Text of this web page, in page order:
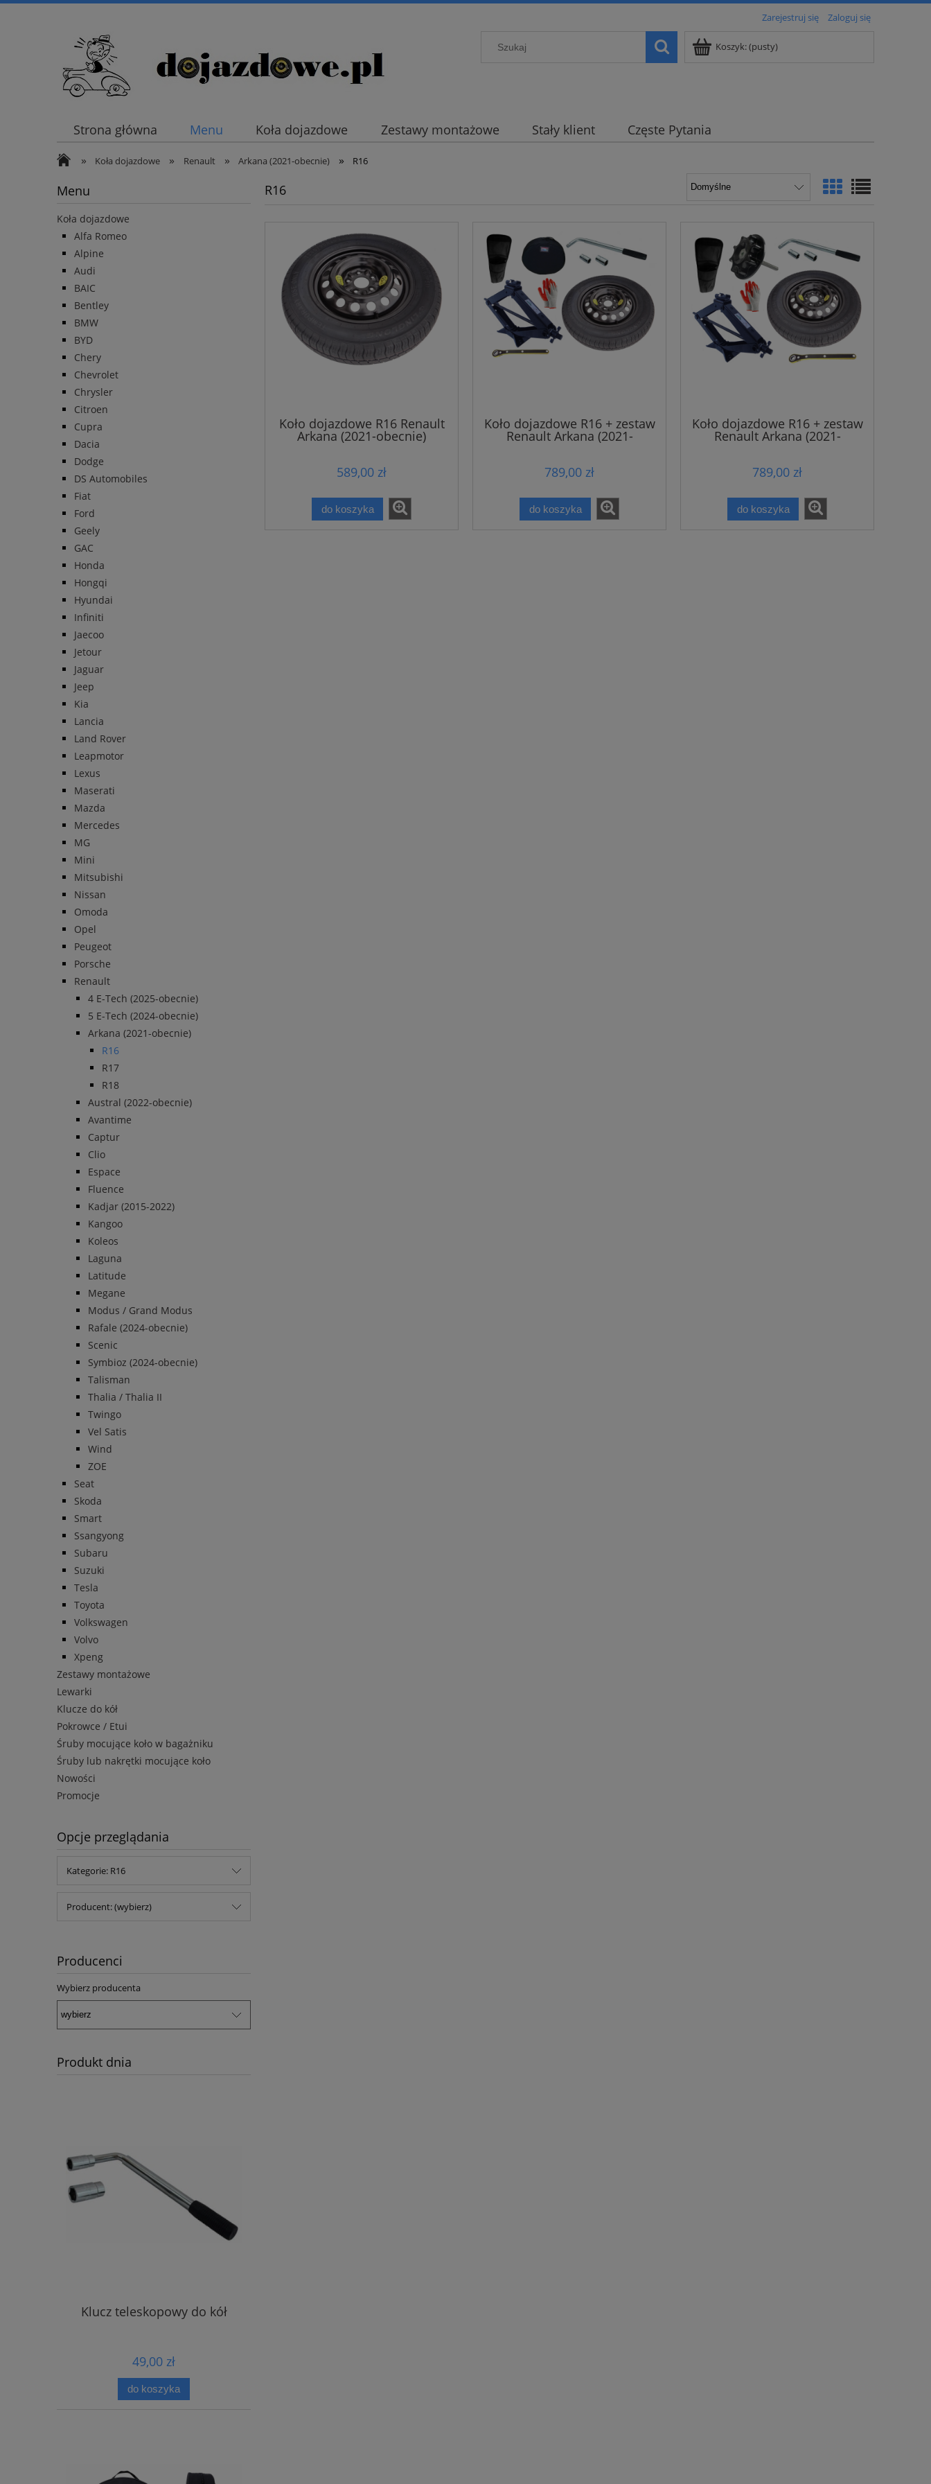
Zarejestruj się Zaloguj się
Koszyk:(pusty)
Strona główna Menu Koła dojazdowe Zestawy montażowe Stały klient Częste Pytania
» Koła dojazdowe » Renault » Arkana (2021-obecnie) » R16
Menu
Koła dojazdowe
Alfa Romeo
Alpine
Audi
BAIC
Bentley
BMW
BYD
Chery
Chevrolet
Chrysler
Citroen
Cupra
Dacia
Dodge
DS Automobiles
Fiat
Ford
Geely
GAC
Honda
Hongqi
Hyundai
Infiniti
Jaecoo
Jetour
Jaguar
Jeep
Kia
Lancia
Land Rover
Leapmotor
Lexus
Maserati
Mazda
Mercedes
MG
Mini
Mitsubishi
Nissan
Omoda
Opel
Peugeot
Porsche
Renault
4 E-Tech (2025-obecnie)
5 E-Tech (2024-obecnie)
Arkana (2021-obecnie)
R16
R17
R18
Austral (2022-obecnie)
Avantime
Captur
Clio
Espace
Fluence
Kadjar (2015-2022)
Kangoo
Koleos
Laguna
Latitude
Megane
Modus / Grand Modus
Rafale (2024-obecnie)
Scenic
Symbioz (2024-obecnie)
Talisman
Thalia / Thalia II
Twingo
Vel Satis
Wind
ZOE
Seat
Skoda
Smart
Ssangyong
Subaru
Suzuki
Tesla
Toyota
Volkswagen
Volvo
Xpeng
Zestawy montażowe
Lewarki
Klucze do kół
Pokrowce / Etui
Śruby mocujące koło w bagażniku
Śruby lub nakrętki mocujące koło
Nowości
Promocje
Opcje przeglądania
Kategorie: R16
Producent: (wybierz)
Producenci
Wybierz producenta
Produkt dnia
Klucz teleskopowy do kół
49,00 zł
do koszyka
R16
Koło dojazdowe R16 Renault
Arkana (2021-obecnie)
589,00 zł
do koszyka
Koło dojazdowe R16 + zestaw
Renault Arkana (2021-
789,00 zł
do koszyka
Koło dojazdowe R16 + zestaw
Renault Arkana (2021-
789,00 zł
do koszyka